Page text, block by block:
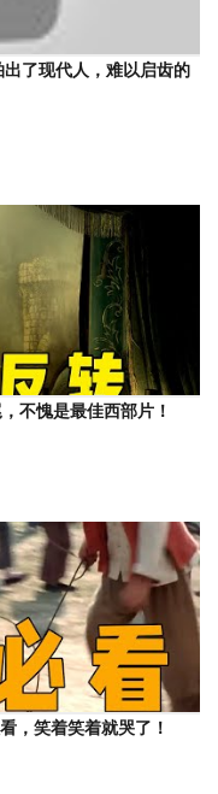
了现代人，难以启齿的
不愧是最佳西部片！
，笑着笑着就哭了！